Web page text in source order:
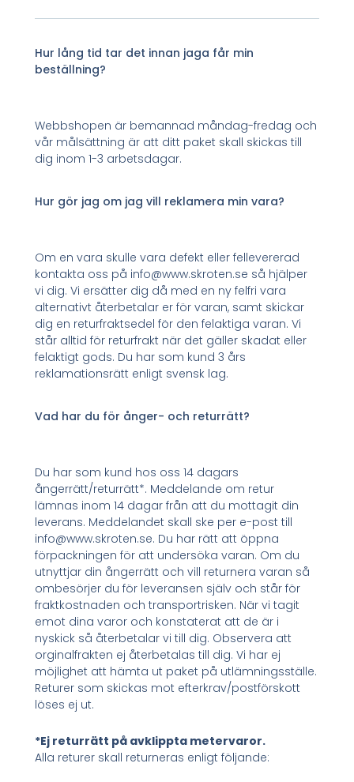
Hur lång tid tar det innan jaga får min
beställning?
Webbshopen är bemannad måndag-fredag och
vår målsättning är att ditt paket skall skickas till
dig inom 1-3 arbetsdagar.
Hur gör jag om jag vill reklamera min vara?
Om en vara skulle vara defekt eller fellevererad
kontakta oss på info@www.skroten.se så hjälper
vi dig. Vi ersätter dig då med en ny felfri vara
alternativt återbetalar er för varan, samt skickar
dig en returfraktsedel för den felaktiga varan. Vi
står alltid för returfrakt när det gäller skadat eller
felaktigt gods. Du har som kund 3 års
reklamationsrätt enligt svensk lag.
Vad har du för ånger- och returrätt?
Du har som kund hos oss 14 dagars
ångerrätt/returrätt*. Meddelande om retur
lämnas inom 14 dagar från att du mottagit din
leverans. Meddelandet skall ske per e-post till
info@www.skroten.se. Du har rätt att öppna
förpackningen för att undersöka varan. Om du
utnyttjar din ångerrätt och vill returnera varan så
ombesörjer du för leveransen själv och står för
fraktkostnaden och transportrisken. När vi tagit
emot dina varor och konstaterat att de är i
nyskick så återbetalar vi till dig. Observera att
orginalfrakten ej återbetalas till dig. Vi har ej
möjlighet att hämta ut paket på utlämningsställe.
Returer som skickas mot efterkrav/postförskott
löses ej ut.
*Ej returrätt på avklippta metervaror.
Alla returer skall returneras enligt följande: